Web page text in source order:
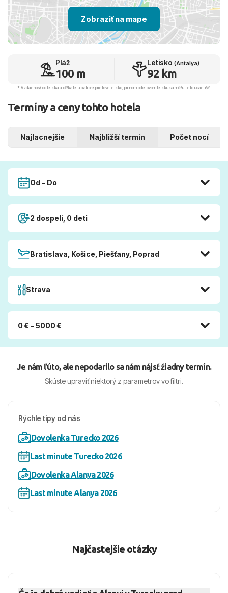
Zobraziť na mape
Pláž
100 m
Letisko (Antalya)
92 km
* Vzdialenosť od letiska aj dľžka letu platí pre príletové letisko, pri inom odletovom letisku sa môžu tieto údaje líšiť.
Termíny a ceny tohto hotela
Najlacnejšie Najbližší termín Počet nocí
Od - Do
2 dospelí, 0 deti
Bratislava, Košice, Piešťany, Poprad
Strava
0 € - 5000 €
Je nám ľúto, ale nepodarilo sa nám nájsť žiadny termín.
Skúste upraviť niektorý z parametrov vo filtri.
Rýchle tipy od nás
Dovolenka Turecko 2026
Last minute Turecko 2026
Dovolenka Alanya 2026
Last minute Alanya 2026
Najčastejšie otázky